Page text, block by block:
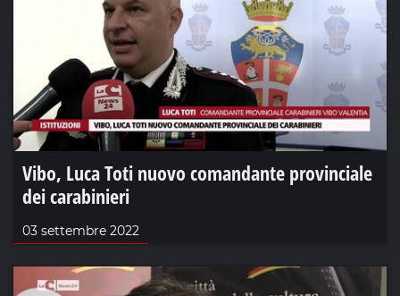
Vibo, Luca Toti nuovo comandante provinciale
dei carabinieri
03 settembre 2022